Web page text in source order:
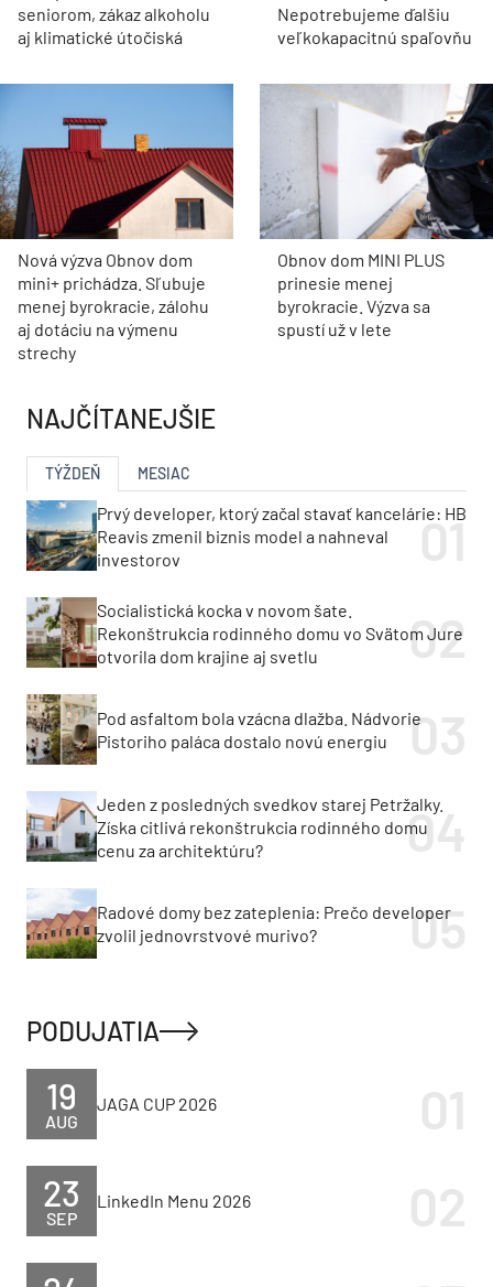
seniorom, zákaz alkoholu
aj klimatické útočiská
Nepotrebujeme ďalšiu
veľkokapacitnú spaľovňu
Nová výzva Obnov dom
mini+ prichádza. Sľubuje
menej byrokracie, zálohu
aj dotáciu na výmenu
strechy
Obnov dom MINI PLUS
prinesie menej
byrokracie. Výzva sa
spustí už v lete
NAJČÍTANEJŠIE
TÝŽDEŇ MESIAC
Prvý developer, ktorý začal stavať kancelárie: HB
Reavis zmenil biznis model a nahneval
investorov
Socialistická kocka v novom šate.
Rekonštrukcia rodinného domu vo Svätom Jure
otvorila dom krajine aj svetlu
Pod asfaltom bola vzácna dlažba. Nádvorie
Pistoriho paláca dostalo novú energiu
Jeden z posledných svedkov starej Petržalky.
Získa citlivá rekonštrukcia rodinného domu
cenu za architektúru?
Radové domy bez zateplenia: Prečo developer
zvolil jednovrstvové murivo?
PODUJATIA
AUG
19 JAGA CUP 2026
SEP
23 LinkedIn Menu 2026